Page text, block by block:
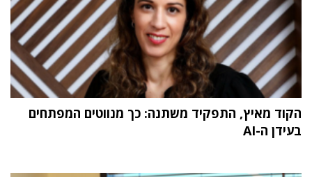
הקוד מאיץ, התפקיד משתנה: כך מנווטים המפתחים
בעידן ה-AI